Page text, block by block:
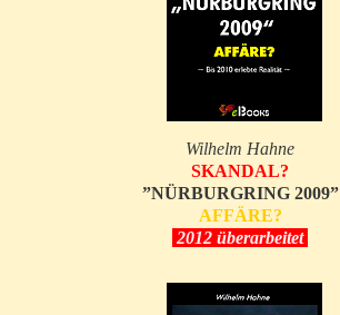
Wilhelm Hahne
SKANDAL?
”NÜRBURGRING 2009”
AFFÄRE?
2012 überarbeitet